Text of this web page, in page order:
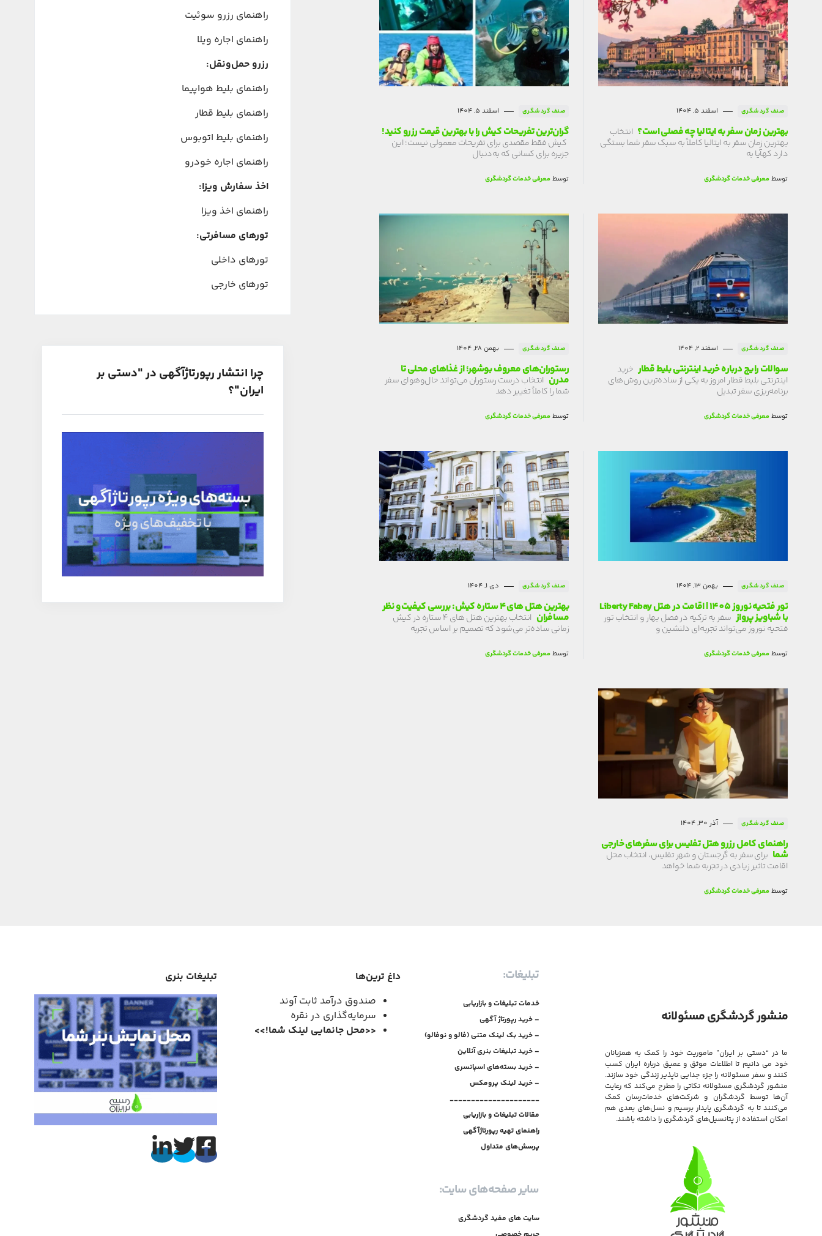
صنف گردشگری اسفند 5, 1404
بهترین زمان سفر به ایتالیا چه فصلی است؟ انتخاب
بهترین زمان سفر به ایتالیا کاملاً به سبک سفر شما بستگی
دارد کهآیا به
توسطمعرفی خدمات گردشگری
صنف گردشگری اسفند 5, 1404
گران‌ترین تفریحات کیش را با بهترین قیمت رزرو کنید!
کیش فقط مقصدی برای تفریحات معمولی نیست؛ این
جزیره برای کسانی که به‌دنبال
توسطمعرفی خدمات گردشگری
صنف گردشگری اسفند 2, 1404
سوالات رایج درباره خرید اینترنتی بلیط قطار خرید
اینترنتی بلیط قطار امروز به یکی از ساده‌ترین روش‌های
برنامه‌ریزی سفر تبدیل
توسطمعرفی خدمات گردشگری
صنف گردشگری بهمن 28, 1404
رستوران‌های معروف بوشهر؛ از غذاهای محلی تا
مدرن انتخاب درست رستوران می‌تواند حال‌وهوای سفر
شما را کاملاً تغییر دهد
توسطمعرفی خدمات گردشگری
صنف گردشگری بهمن 13, 1404
تور فتحیه نوروز 1405 | اقامت در هتل Liberty Fabay
با شباویز پرواز سفر به ترکیه در فصل بهار و انتخاب تور
فتحیه نوروز می‌تواند تجربه‌ای دلنشین و
توسطمعرفی خدمات گردشگری
صنف گردشگری دی 1, 1404
بهترین هتل های ۴ ستاره کیش: بررسی کیفیت و نظر
مسافران
انتخاب بهترین هتل های ۴ ستاره در کیش
زمانی ساده‌تر می‌شود که تصمیم بر اساس تجربه
توسطمعرفی خدمات گردشگری
صنف گردشگری آذر 30, 1404
راهنمای کامل رزرو هتل تفلیس برای سفرهای خارجی
شما برای سفر به گرجستان و شهر تفلیس، انتخاب محل
اقامت تاثیر زیادی در تجربه شما خواهد
توسطمعرفی خدمات گردشگری
راهنمای رزرو سوئیت
راهنمای اجاره ویلا
رزرو حمل‌ونقل:
راهنمای بلیط هواپیما
راهنمای بلیط قطار
راهنمای بلیط اتوبوس
راهنمای اجاره خودرو
اخذ سفارش ویزا:
راهنمای اخذ ویزا
تورهای مسافرتی:
تورهای داخلی
تورهای خارجی
چرا انتشار رپورتاژآگهی در "دستی بر
ایران"؟
منشور گردشگری مسئولانه
ما در “دستی بر ایران” ماموریت خود را کمک به همزبانان
خود می دانیم تا اطلاعات موثق و عمیق درباره ایران کسب
کنند و سفر مسئولانه را جزء جدایی ناپذیر زندگی خود سازند.
منشور گردشگری مسئولانه نکاتی را مطرح می‌کند که رعایت
آن‌ها توسط گردشگران و شرکت‌های خدمات‌رسان کمک
می‌کنند تا به گردشگری پایدار برسیم و نسل‌های بعدی هم
امکان استفاده از پتانسیل‌های گردشگری را داشته باشند.
تبلیغات:
خدمات تبلیغات و بازاریابی
– خرید رپورتاژ آگهی
– خرید بک لینک متنی (فالو و نوفالو)
– خرید تبلیغات بنری آنلاین
– خرید بسته‌های اسپانسری
– خرید لینک پرومکس
_____________________
مقالات تبلیغات و بازاریابی
راهنمای تهیه رپورتاژآگهی
پرسش‌های متداول
سایر صفحه‌های سایت:
سایت های مفید گردشگری
داغ ترین‌ها
صندوق درآمد ثابت آوند
سرمایه‌گذاری در نقره
<<محل جانمایی لینک شما!
>>
تبلیغات بنری